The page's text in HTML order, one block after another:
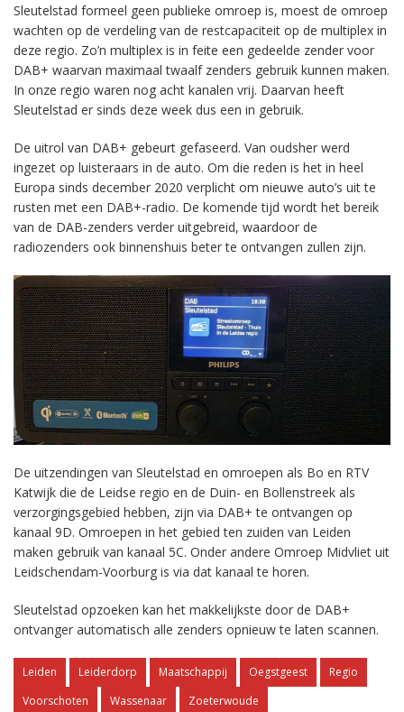
Sleutelstad formeel geen publieke omroep is, moest de omroep
wachten op de verdeling van de restcapaciteit op de multiplex in
deze regio. Zo’n multiplex is in feite een gedeelde zender voor
DAB+ waarvan maximaal twaalf zenders gebruik kunnen maken.
In onze regio waren nog acht kanalen vrij. Daarvan heeft
Sleutelstad er sinds deze week dus een in gebruik.
De uitrol van DAB+ gebeurt gefaseerd. Van oudsher werd
ingezet op luisteraars in de auto. Om die reden is het in heel
Europa sinds december 2020 verplicht om nieuwe auto’s uit te
rusten met een DAB+-radio. De komende tijd wordt het bereik
van de DAB-zenders verder uitgebreid, waardoor de
radiozenders ook binnenshuis beter te ontvangen zullen zijn.
De uitzendingen van Sleutelstad en omroepen als Bo en RTV
Katwijk die de Leidse regio en de Duin- en Bollenstreek als
verzorgingsgebied hebben, zijn via DAB+ te ontvangen op
kanaal 9D. Omroepen in het gebied ten zuiden van Leiden
maken gebruik van kanaal 5C. Onder andere Omroep Midvliet uit
Leidschendam-Voorburg is via dat kanaal te horen.
Sleutelstad opzoeken kan het makkelijkste door de DAB+
ontvanger automatisch alle zenders opnieuw te laten scannen.
Leiden Leiderdorp Maatschappij Oegstgeest
Regio
Voorschoten
Wassenaar Zoeterwoude